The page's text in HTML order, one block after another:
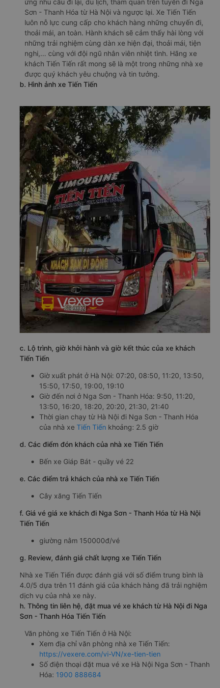
ứng nhu cầu đi lại, du lịch, tham quan trên tuyến đi Nga
Sơn - Thanh Hóa từ Hà Nội và ngược lại. Xe Tiến Tiến
luôn nỗ lực cung cấp cho khách hàng những chuyến đi,
thoải mái, an toàn. Hành khách sẽ cảm thấy hài lòng với
những trải nghiệm cùng dàn xe hiện đại, thoải mái, tiện
nghi,... cùng với đội ngũ nhân viên nhiệt tình. Hãng xe
khách Tiến Tiến rất mong sẽ là một trong những nhà xe
được quý khách yêu chuộng và tin tưởng.
b. Hình ảnh xe Tiến Tiến
c. Lộ trình, giờ khởi hành và giờ kết thúc của xe khách
Tiến Tiến
Giờ xuất phát ở Hà Nội: 07:20, 08:50, 11:20, 13:50,
15:50, 17:50, 19:00, 19:10
Giờ đến nơi ở Nga Sơn - Thanh Hóa: 9:50, 11:20,
13:50, 16:20, 18:20, 20:20, 21:30, 21:40
Thời gian chạy từ Hà Nội đi Nga Sơn - Thanh Hóa
của nhà xe Tiến Tiến khoảng: 2.5 giờ
d. Các điểm đón khách của nhà xe Tiến Tiến
Bến xe Giáp Bát - quầy vé 22
e. Các điểm trả khách của nhà xe Tiến Tiến
Cây xăng Tiến Tiến
f. Giá vé giá xe khách đi Nga Sơn - Thanh Hóa từ Hà Nội
Tiến Tiến
giường nằm 150000đ/vé
g. Review, đánh giá chất lượng xe Tiến Tiến
Nhà xe Tiến Tiến được đánh giá với số điểm trung bình là
4.0/5 dựa trên 11 đánh giá của khách hàng đã trải nghiệm
dịch vụ của nhà xe này.
h. Thông tin liên hệ, đặt mua vé xe khách từ Hà Nội đi Nga
Sơn - Thanh Hóa Tiến Tiến
Văn phòng xe Tiến Tiến ở Hà Nội:
Xem địa chỉ văn phòng nhà xe Tiến Tiến:
https://vexere.com/vi-VN/xe-tien-tien
Số điện thoại đặt mua vé xe Hà Nội Nga Sơn - Thanh
Hóa: 1900 888684